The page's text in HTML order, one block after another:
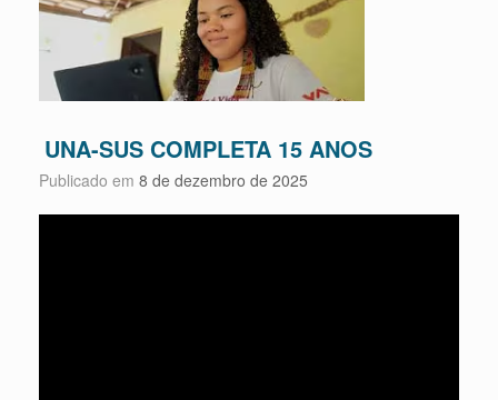
UNA-SUS COMPLETA 15 ANOS
Publicado em 8 de dezembro de 2025